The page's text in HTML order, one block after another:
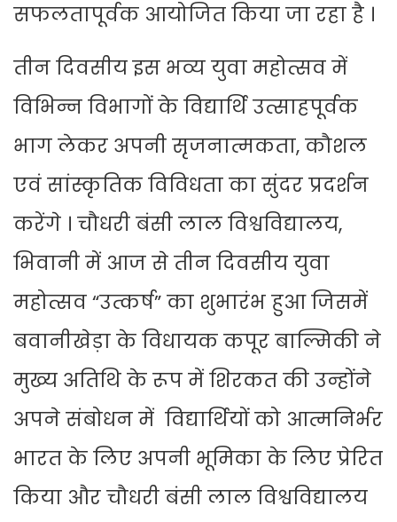
सफलतापूर्वक आयोजित किया जा रहा है ।
तीन दिवसीय इस भव्य युवा महोत्सव में
विभिन्न विभागों के विद्यार्थि उत्साहपूर्वक
भाग लेकर अपनी सृजनात्मकता, कौशल
एवं सांस्कृतिक विविधता का सुंदर प्रदर्शन
करेंगे । चौधरी बंसी लाल विश्वविद्यालय,
भिवानी में आज से तीन दिवसीय युवा
महोत्सव “उत्कर्ष” का शुभारंभ हुआ जिसमें
बवानीखेड़ा के विधायक कपूर बाल्मिकी ने
मुख्य अतिथि के रूप में शिरकत की उन्होंने
अपने संबोधन में विद्यार्थियों को आत्मनिर्भर
भारत के लिए अपनी भूमिका के लिए प्रेरित
किया और चौधरी बंसी लाल विश्वविद्यालय